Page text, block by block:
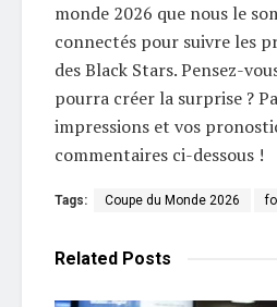
monde 2026 que nous le
connectés pour suivre les
des Black Stars. Pensez-
pourra créer la surprise ?
impressions et vos
commentaires ci-dessous !
Tags: Coupe du Monde 2026
Related Posts